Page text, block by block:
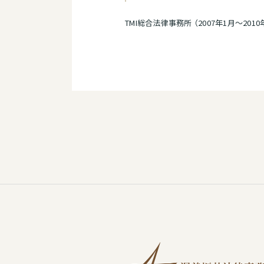
TMI総合法律事務所 （2007年1月～2010